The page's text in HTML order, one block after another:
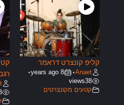
קליפ קונצרט דראמר
Anaet
•
8 years ago
•
38
views
קטעים מקונצרטים
רגב